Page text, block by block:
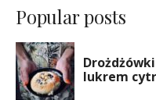
Popular posts